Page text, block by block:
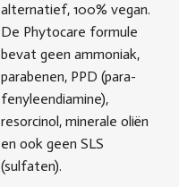
alternatief, 100% vegan.
De Phytocare formule
bevat geen ammoniak,
parabenen, PPD (para-
fenyleendiamine),
resorcinol, minerale oliën
en ook geen SLS
(sulfaten).